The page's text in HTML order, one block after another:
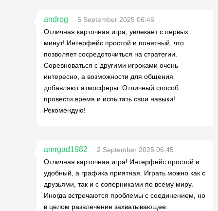
androg
5 September 2025 06:46
Отличная карточная игра, увлекает с первых
минут! Интерфейс простой и понятный, что
позволяет сосредоточиться на стратегии.
Соревноваться с другими игроками очень
интересно, а возможности для общения
добавляют атмосферы. Отличный способ
провести время и испытать свои навыки!
Рекомендую!
amrgad1982
2 September 2025 06:45
Отличная карточная игра! Интерфейс простой и
удобный, а графика приятная. Играть можно как с
друзьями, так и с соперниками по всему миру.
Иногда встречаются проблемы с соединением, но
в целом развлечение захватывающее.